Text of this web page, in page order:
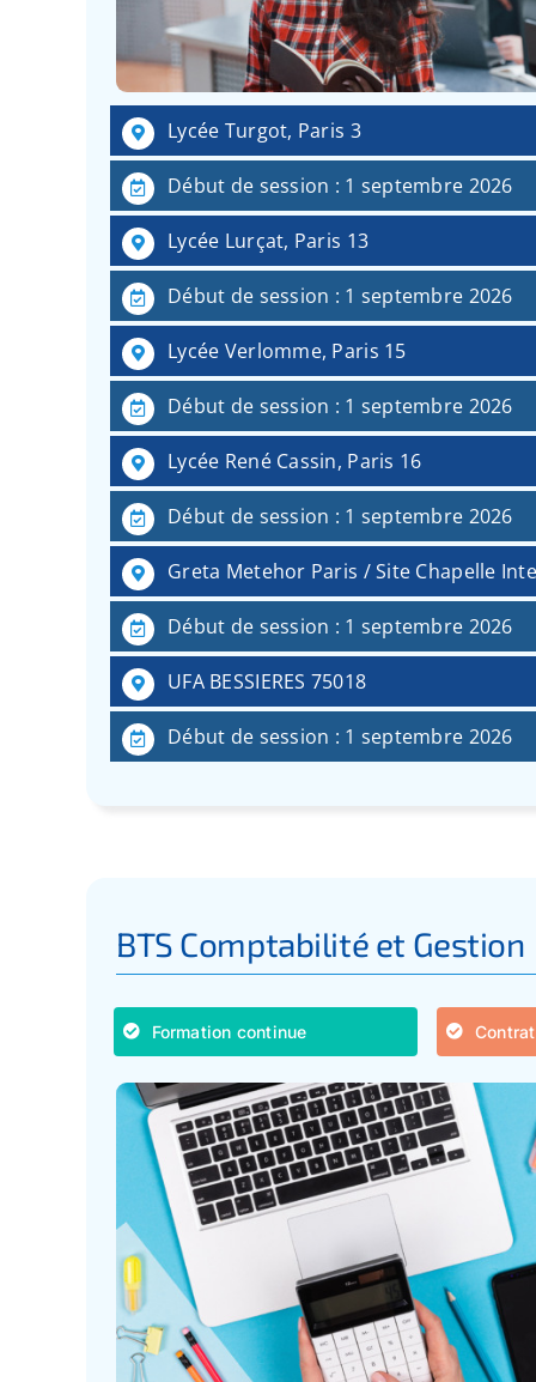
Lycée Turgot, Paris 3
Début de session : 1 septembre 2026
Lycée Lurçat, Paris 13
Début de session : 1 septembre 2026
Lycée Verlomme, Paris 15
Début de session : 1 septembre 2026
Lycée René Cassin, Paris 16
Début de session : 1 septembre 2026
Greta Metehor Paris / Site Chapelle
Début de session : 1 septembre 2026
UFA BESSIERES 75018
Début de session : 1 septembre 2026
BTS Comptabilité et Gestion
Formation continue